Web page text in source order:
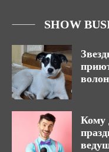
SHOW
Кому